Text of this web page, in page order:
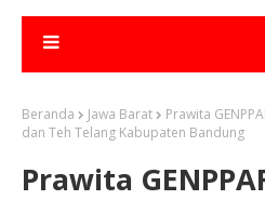
Beranda Jawa Barat
Prawita
dan Teh Telang Kabupaten Bandung
Prawita